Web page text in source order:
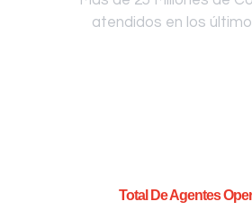
atendidos en los
Total De Agentes